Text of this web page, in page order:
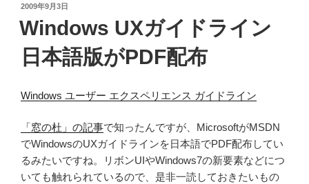
投
日:
2009年9月3日
Windows UXガイドライン
日本語版がPDF配布
Windows ユーザー エクスペリエンス ガイドライン
「窓の杜」の記事で知ったんですが、MicrosoftがMSDN
でWindowsのUXガイドラインを日本語でPDF配布してい
るみたいですね。リボンUIやWindows7の新要素などにつ
いても触れられているので、是非一読しておきたいもの